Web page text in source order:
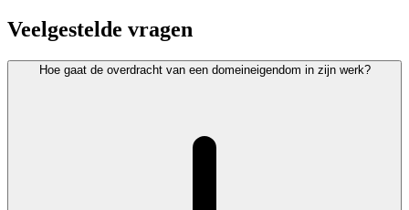
Veelgestelde vragen
Hoe gaat de overdracht van een domeineigendom in zijn werk?